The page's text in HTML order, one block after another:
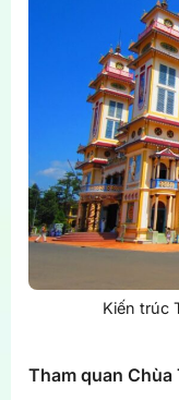
Kiến trúc
Tham quan Chùa